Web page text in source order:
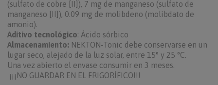
(sulfato de cobre [II]), 7 mg de manganeso (sulfato de
manganeso [II]), 0.09 mg de molibdeno (molibdato de
amonio).
Aditivo tecnológico: Ácido sórbico
Almacenamiento: NEKTON-Tonic debe conservarse en un
lugar seco, alejado de la luz solar, entre 15° y 25 °C.
Una vez abierto el envase consumir en 3 meses.
¡¡¡NO GUARDAR EN EL FRIGORÍFICO!!!